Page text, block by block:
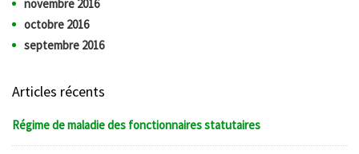
novembre 2016
octobre 2016
septembre 2016
Articles récents
Régime de maladie des fonctionnaires statutaires